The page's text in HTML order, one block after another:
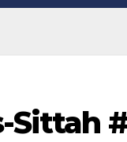
Sittah